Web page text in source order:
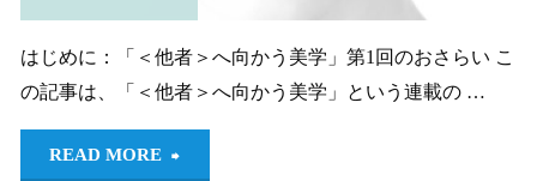
義・
歴
史・
はじめに：「＜他者＞へ向かう美学」第1回のおさらい こ
の記事は、「＜他者＞へ向かう美学」という連載の …
READ MORE "芸